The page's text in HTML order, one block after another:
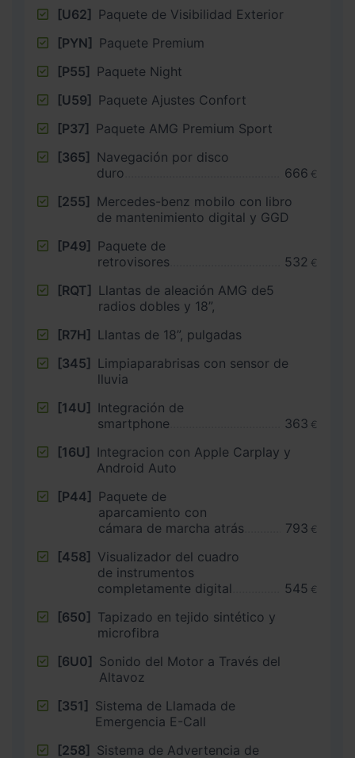
[U62] Paquete de Visibilidad Exterior
[PYN] Paquete Premium
[P55] Paquete Night
[U59] Paquete Ajustes Confort
[P37] Paquete AMG Premium Sport
[365] Navegación por disco
duro
666 €
[255] Mercedes-benz mobilo con libro
de mantenimiento digital y GGD
[P49] Paquete de
retrovisores
532 €
[RQT] Llantas de aleación AMG de5
radios dobles y 18”,
[R7H]
Llantas de 18”, pulgadas
[345] Limpiaparabrisas con sensor de
lluvia
[14U] Integración de
smartphone
363 €
[16U] Integracion con Apple Carplay y
Android Auto
[P44] Paquete de
aparcamiento con
cámara de marcha atrás
793 €
[458] Visualizador del cuadro
de instrumentos
completamente digital
545 €
[650] Tapizado en tejido sintético y
microfibra
[6U0] Sonido del Motor a Través del
Altavoz
[351] Sistema de Llamada de
Emergencia E-Call
[258] Sistema de Advertencia de